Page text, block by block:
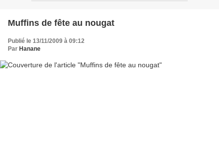
Muffins de fête au nougat
Publié le 13/11/2009 à 09:12
Par Hanane